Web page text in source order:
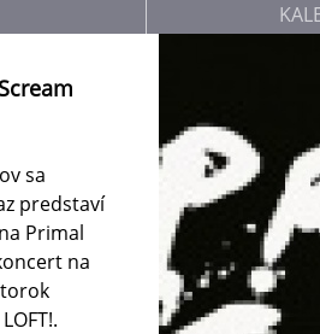
sa
predstaví
Primal
na